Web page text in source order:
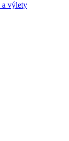
a výlety